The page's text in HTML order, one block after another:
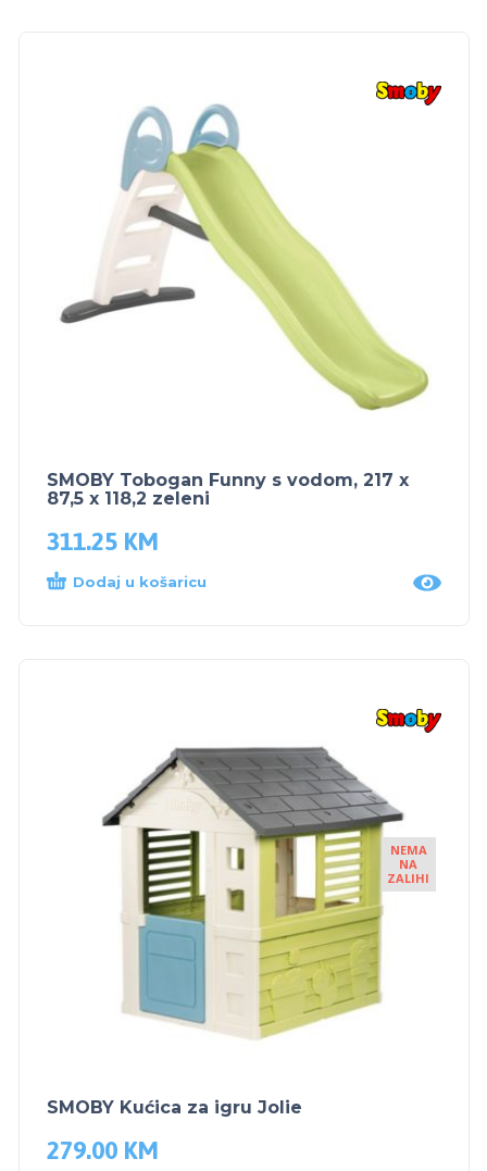
SMOBY Tobogan Funny s vodom, 217 x
87,5 x 118,2 zeleni
311.25 KM
Dodaj u košaricu
NEMA
NA
ZALIHI
SMOBY Kućica za igru Jolie
279.00 KM